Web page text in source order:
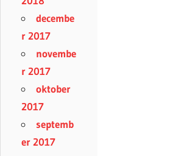
decembe
r 2017
novembe
r 2017
oktober
2017
septemb
er 2017